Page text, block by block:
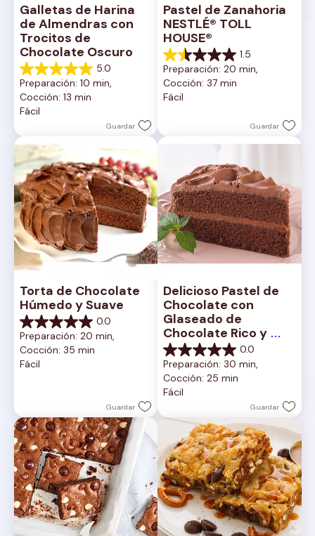
Galletas de Harina
de Almendras con
Trocitos de
Chocolate Oscuro
5.0
5.0
de
5
estrellas.
reseña
Preparación: 10 min,
Cocción: 13 min
Fácil
Guardar
Pastel de Zanahoria
NESTLÉ® TOLL
HOUSE®
1.5
1.5
de
5
estrellas.
Preparación: 20 min,
Cocción: 37 min
Fácil
Guardar
Torta de Chocolate
Húmedo y Suave
0.0
0.0
de
5
estrellas.
Preparación: 20 min,
Cocción: 35 min
Fácil
Guardar
Delicioso Pastel de
Chocolate con
Glaseado de
Chocolate Rico y
Cremoso
0.0
0.0
de
5
estrellas.
Preparación: 30 min,
Cocción: 25 min
Fácil
Guardar